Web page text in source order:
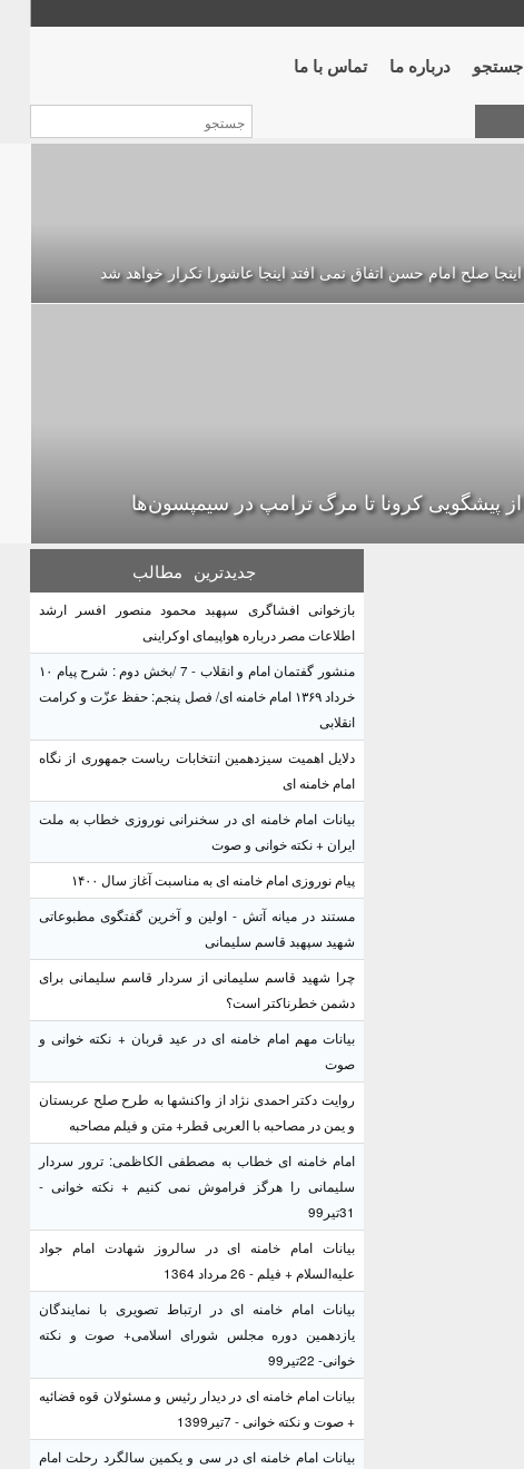
جستجو درباره ما تماس با ما
اينجا صلح امام حسن اتفاق نمى افتد اينجا عاشورا تكرار خواهد شد
از پیشگویی کرونا تا مرگ ترامپ در سیمپسون‌ها
جدیدترین مطالب
بازخوانی افشاگری سپهبد محمود منصور افسر ارشد
اطلاعات مصر درباره هواپیمای اوکراینی
منشور گفتمان امام و انقلاب - 7 /بخش دوم : شرح پیام ۱۰
خرداد ۱۳۶۹ امام خامنه ای/ فصل پنجم: حفظ عزّت و کرامت
انقلابی
دلایل اهمیت سیزدهمین انتخابات ریاست جمهوری از نگاه
امام خامنه ای
بیانات امام خامنه ای در سخنرانی نوروزی خطاب به ملت
ایران + نکته خوانی و صوت
پیام نوروزی امام خامنه ای به مناسبت آغاز سال ۱۴۰۰
مستند در میانه آتش - اولین و آخرین گفتگوی مطبوعاتی
شهید سپهبد قاسم سلیمانی
چرا شهید قاسم سلیمانی از سردار قاسم سلیمانی برای
دشمن خطرناکتر است؟
بیانات مهم امام خامنه ای در عید قربان + نکته خوانی و
صوت
روایت دکتر احمدی نژاد از واکنشها به طرح صلح عربستان
و یمن در مصاحبه با العربی قطر+ متن و فیلم مصاحبه
امام خامنه ای خطاب به مصطفی الکاظمی: ترور سردار
سلیمانی را هرگز فراموش نمی کنیم + نکته خوانی -
31تیر99
بیانات امام خامنه ای در سالروز شهادت امام جواد
علیه‌السلام + فیلم - 26 مرداد 1364
بیانات امام خامنه ای در ارتباط تصویری با نمایندگان
یازدهمین دوره مجلس شورای اسلامی+ صوت و نکته
خوانی- 22تیر99
بیانات امام خامنه ای در دیدار رئیس و مسئولان قوه قضائیه
+ صوت و نکته خوانی - 7تیر1399
بیانات امام خامنه ای در سی و یکمین سالگرد رحلت امام